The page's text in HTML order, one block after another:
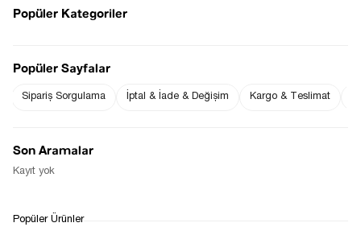
Notify me when
Notify Me When Available
RETURN AND EXCHANGE
Popüler Kategoriler
Popüler Sayfalar
Sipariş Sorgulama İptal & İade & Değişim Kargo & Teslimat
Son Aramalar
Kayıt yok
Popüler Ürünler